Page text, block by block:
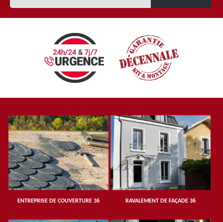
ENTREPRISE DE COUVERTURE 36 RAVALEMENT DE FAÇADE 36